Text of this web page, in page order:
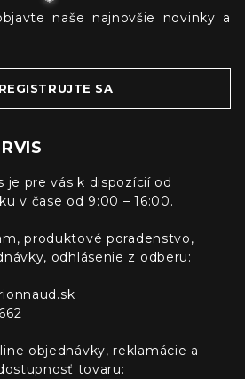
naše najnovšie novinky a
SA
je pre vás k dispozícií od
v čase od 9:00 – 16:00.
produktové poradenstvo,
odhlásenie z odberu:
objednávky, reklamácie a
tovaru: